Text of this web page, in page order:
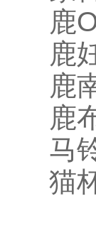
鹿
鹿
鹿
鹿
马
猫